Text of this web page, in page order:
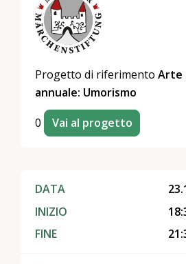
Progetto di riferimentoArte
annuale: Umorismo
0 Vai al progetto
DATA
INIZIO
FINE